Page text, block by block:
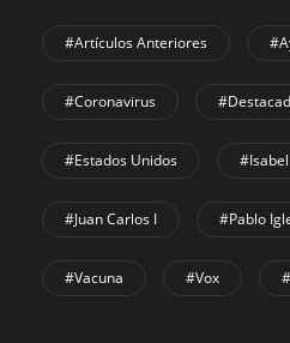
#Artículos Anteriores
#coronavirus
#Estados Unidos
#Juan Carlos I #Pablo
#Vacuna #Vox